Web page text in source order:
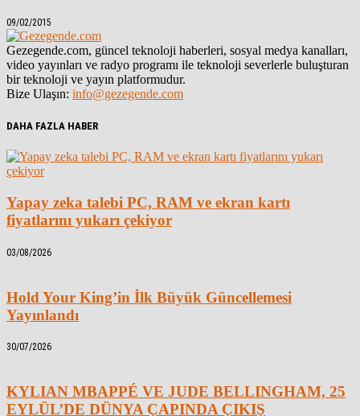
09/02/2015
Gezegende.com, güncel teknoloji haberleri, sosyal medya kanalları,
video yayınları ve radyo programı ile teknoloji severlerle buluşturan
bir teknoloji ve yayın platformudur.
Bize Ulaşın: info@gezegende.com
DAHA FAZLA HABER
Yapay zeka talebi PC, RAM ve ekran kartı
fiyatlarını yukarı çekiyor
03/08/2026
Hold Your King’in İlk Büyük Güncellemesi
Yayınlandı
30/07/2026
KYLIAN MBAPPÉ VE JUDE BELLINGHAM, 25
EYLÜL’DE DÜNYA ÇAPINDA ÇIKIŞ